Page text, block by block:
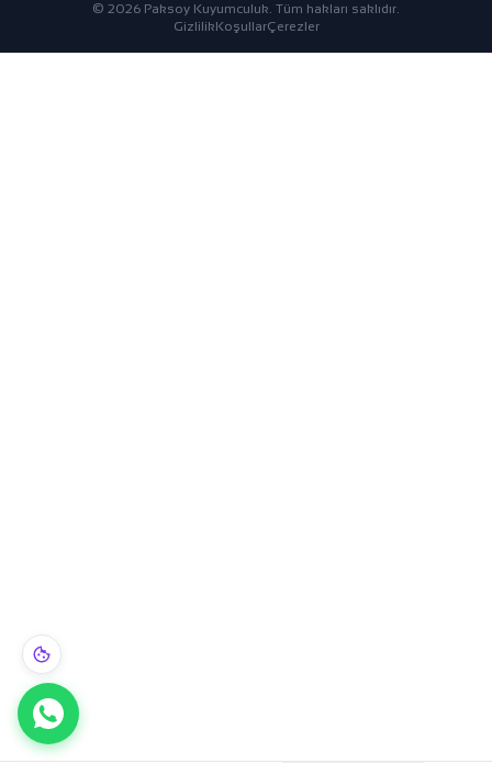
© 2026 Paksoy Kuyumculuk. Tüm hakları saklıdır.
GizlilikKoşullarÇerezler